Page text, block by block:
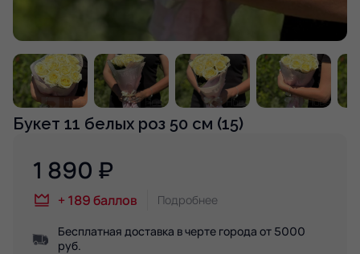
Букет 11 белых роз 50 см (15)
1 890 ₽
+ 189баллов Подробнее
Бесплатная доставка в черте города от 5000
руб.